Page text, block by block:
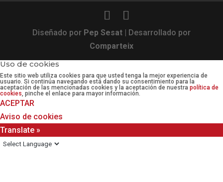
Diseñado por Pep Sesat| Desarrollado por
Comparteix
Uso de cookies
Este sitio web utiliza cookies para que usted tenga la mejor experiencia de
usuario. Si continúa navegando está dando su consentimiento para la
aceptación de las mencionadas cookies y la aceptación de nuestra política de
cookies, pinche el enlace para mayor información.
ACEPTAR
Aviso de cookies
Translate »